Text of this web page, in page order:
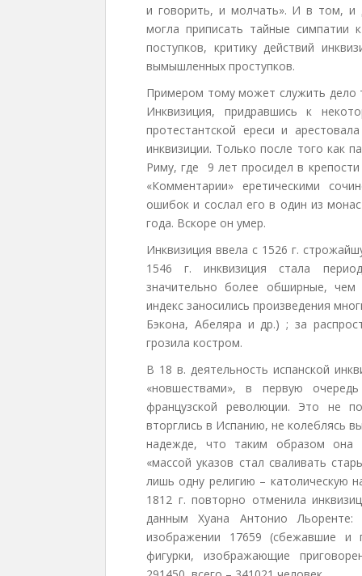
и говорить, и молчать». И в том, и
могла приписать тайные симпатии
поступков, критику действий
вымышленных проступков.
Примером тому может служить дело
Инквизиция, придравшись к
протестантской ереси и
инквизиции. Только после того как
Риму, где 9 лет просидел в
«Комментарии» еретическими
ошибок и сослал его в один из
года. Вскоре он умер.
Инквизиция ввела с 1526 г.
1546 г. инквизиция стала
значительно более обширные, чем
индекс заносились произведения
Бэкона, Абеляра и др.) ; за
грозила костром.
В 18 в. деятельность испанской
«новшествами», в первую
французской революции. Это не
вторглись в Испанию, не колеблясь
надежде, что таким образом она
«массой указов стал сваливать
лишь одну религию – католическую
1812 г. повторно отменила
данным Хуана Антонио
изображении 17659 (сбежавшие и
фигурки, изображающие